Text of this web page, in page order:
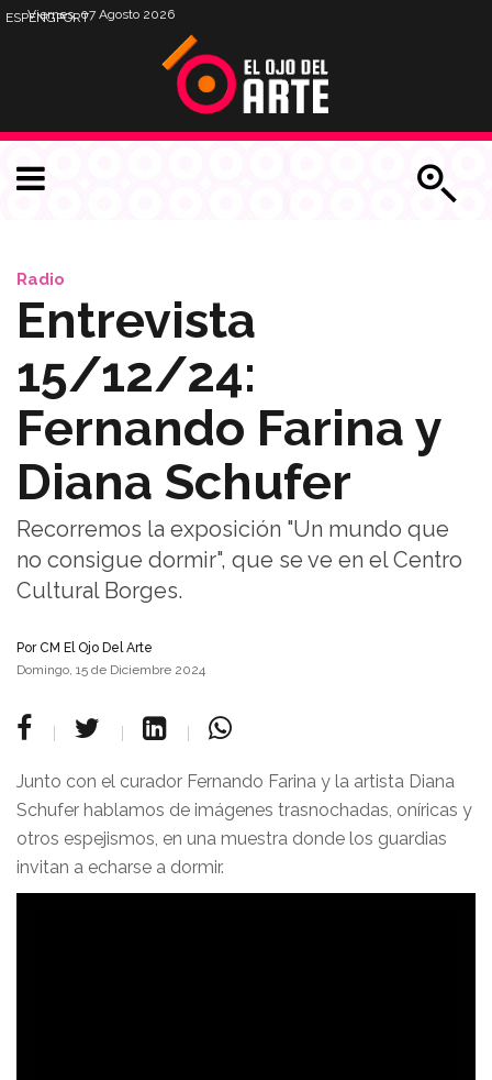
Viernes, 07 Agosto 2026
ESPENGPORT
Radio
Entrevista
15/12/24:
Fernando Farina y
Diana Schufer
Recorremos la exposición "Un mundo que
no consigue dormir", que se ve en el Centro
Cultural Borges.
PorCM El Ojo Del Arte
Domingo, 15 de Diciembre 2024
Junto con el curador Fernando Farina y la artista Diana
Schufer hablamos de imágenes trasnochadas, oníricas y
otros espejismos, en una muestra donde los guardias
invitan a echarse a dormir.